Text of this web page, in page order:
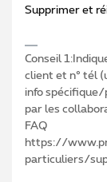
Supprimer et
Conseil
client et n° tél
info spécifique/
par les
FAQ
https://
particuliers/